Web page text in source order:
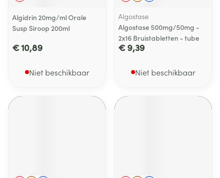
Algidrin 20mg/ml Orale
Susp Siroop 200ml
€ 10,89
Niet beschikbaar
Algostase
Algostase 500mg/50mg -
2x16 Bruistabletten - tube
€ 9,39
Niet beschikbaar